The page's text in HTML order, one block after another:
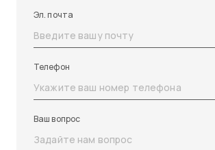
Эл. почта
Телефон
Ваш вопрос